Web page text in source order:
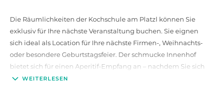
Die Räumlichkeiten der Kochschule am Platzl können Sie
exklusiv für Ihre nächste Veranstaltung buchen. Sie eignen
sich ideal als Location für Ihre nächste Firmen-, Weihnachts-
oder besondere Geburtstagsfeier. Der schmucke Innenhof
bietet sich für einen Aperitif-Empfang an – nachdem Sie sich
dann entspannt der hohen Kochkunst Alfons Schuhbecks in
WEITERLESEN